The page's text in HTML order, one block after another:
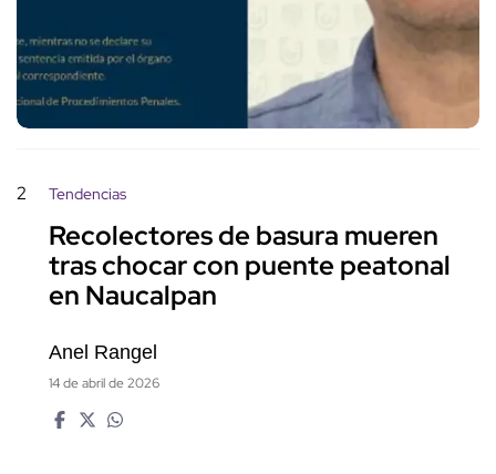
2 Tendencias
Recolectores de basura mueren
tras chocar con puente peatonal
en Naucalpan
Anel Rangel
14 de abril de 2026